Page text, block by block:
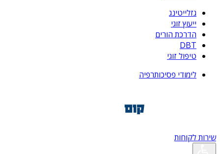
גזלייטינג
ייעוץ זוגי
הדרכת הורים
DBT
טיפול זוגי
לימודי פסיכותרפיה
שירות לקוחות